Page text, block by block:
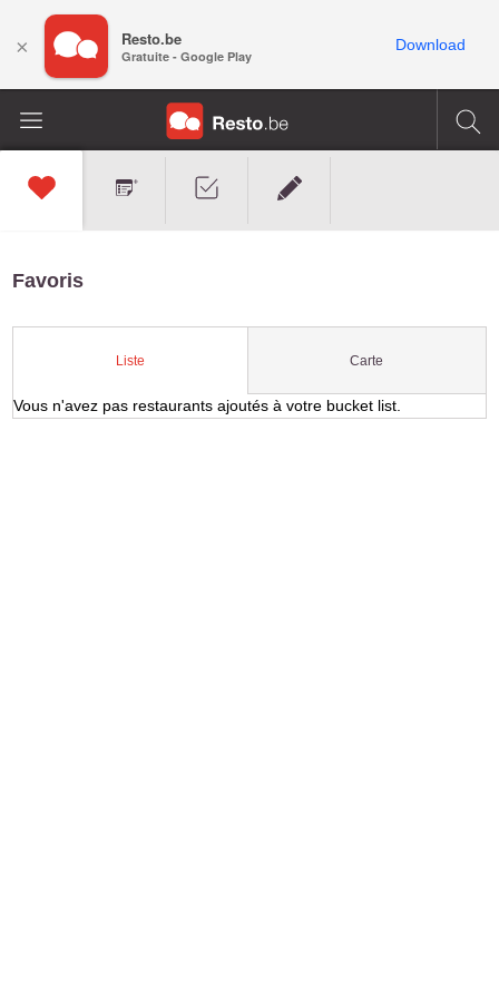
Favoris
Liste Carte
Vous n'avez pas restaurants ajoutés à votre bucket list.
× Resto.be
Gratuite - Google Play
Download